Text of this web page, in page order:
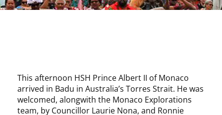
This afternoon HSH Prince Albert II of Monaco
arrived in Badu in Australia’s Torres Strait. He was
welcomed, alongwith the Monaco Explorations
team, by Councillor Laurie Nona, and Ronnie